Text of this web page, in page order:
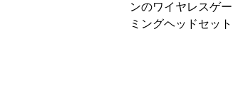
ンのワイヤレスゲー
ミングヘッドセット